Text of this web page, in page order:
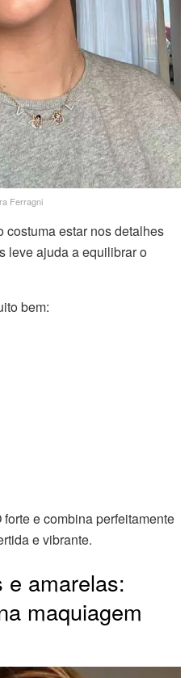
Ferragni
costuma estar nos detalhes
leve ajuda a equilibrar o
bem:
e combina perfeitamente
e vibrante.
e amarelas:
maquiagem